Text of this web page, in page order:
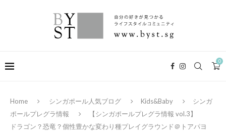
0
Home シンガポール人気ブログ Kids&Baby
シンガ
ポールプレグラ情報
【シンガポールプレグラ情報 vol.3】
ドラゴン？恐竜？個性豊かな変わり種プレイグラウンド＠トアパヨ